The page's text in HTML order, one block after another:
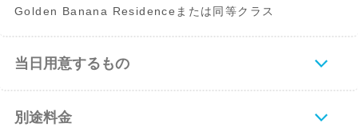
Golden Banana Residenceまたは同等クラス
当日用意するもの
別途料金